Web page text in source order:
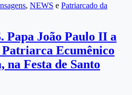
, NEWS e Patriarcado da
Papa João Paulo II a
Ecumênico
na Festa de Santo